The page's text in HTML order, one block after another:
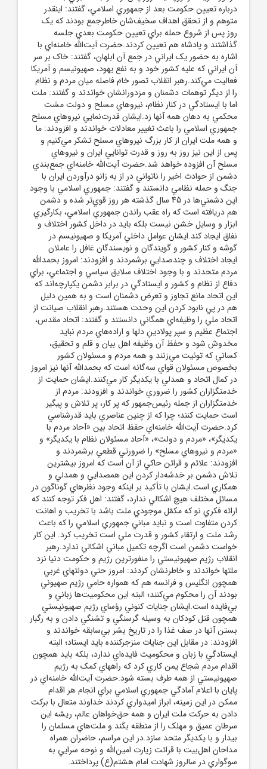
درباره تعيين حکومت بعد از جمهوري اسلامي، گفتند: اينقدر
متوهم و از تحقق اهداف سخيف‌شان خاطرجمع بودند که يک
روز پس از شروع حمله براي تعيين حکومت بعدي جلسه
گذاشتند و پادشاه هم تعيين کردند.حضرت آيت‌الله خامنه‌اي با
اشاره به حضور يک ايراني در جمع آن ابلهان، گفتند: خاک بر سر
آن ايراني که عليه کشور خود و به نفع يهود، صهيونيسم و آمريکا
فعاليت مي‌کند.رهبر انقلاب تصور خام فاصله ميان مردم و نظام
را از ديگر توهمات دشمنان و مزدورانشان خواندند و گفتند: ملت
اما با ايستادگي در کنار نظام، نيروهاي مسلح و دولت مشت
محکمي به دهان همه آنها زد.ايشان قدرت‌نمايي نيروهاي مسلح
جمهوري اسلامي را باعث تغيير معادلات خواندند و افزودند: ما
و همه ملت ايران از کار بزرگ نيروهاي مسلح تشکر مي‌کنيم و
پس از اين نيز روز به روز و قدرت توانايي ايران و نيروهاي
مسلح آن افزوده خواهد شد.حضرت آيت‌الله خامنه‌اي جمع‌بندي
دشمن از حوادث اخير را ناتواني در از به زانو درآوردن ايران با
جنگ و حمله نظامي دانستند و گفتند: جمهوري اسلامي با وجود
اين دشمني‌ها در 45 سال گذشته هر روز قوي‌تر شده و دشمن
هم دريافته است که راه عقب راندن جمهوري اسلامي، بکارگيري
ابزار و وسايل خشن نيست بلکه بايد در داخل کشور اختلاف و
نفاق ايجاد کند.ايشان عوامل داخلي آمريکا و صهيونيسم در
گوشه و کنار کشور و گويندگان و نويسندگان غافل را عاملان
ايجاد اختلاف و چندصدايي برشمردند و افزودند: امروز بحمدالله
مردم متحدند و با وجود اختلاف سلايق سياسي و اجتماعي، براي
دفاع از نظام و کشور و ايستادگي در برابر دشمن يکپارچه‌اند که
اين اتحاد مانع تجاوز و تعرض دشمنان است و به همين دليل
هم در پي نابود کردن اين وحدت هستند.رهبر انقلاب صيانت از
اتحاد ملي را وظيفه‌اي همگاني دانستند و گفتند: اتحاد مقدس،
اجتماع عظيم و سپر پولادينِ دلها و اراده‌هاي مردم نبايد
مخدوش شود و حفظ آن وظيفه اهل بيان و قلم و تحقيق،
کساني که توئيت مي‌زنند و همه مردم و مسئولان کشور
بخصوص مسئولان قواي سه‌گانه است که بحمدالله آنها نيز امروز
در کمال اتحاد و همدلي با يکديگر کار مي‌کنند.ايشان حمايت از
خدمتگزاران کشور را ضروري خواندند و افزودند: مردم از
خدمتگزاران از جمله رئيس‌جمهور که پر کار، پر تلاش و پيگير
است حمايت کنند؛ چرا که از چنين عناصري بايد قدرشناسي
کرد.حضرت آيت‌الله خامنه‌اي حفظ اتحاد بين «آحاد مردم با
يکديگر»، «مردم و دولت»، «آحاد مسئولان نظام با يکديگر» و
«مردم و نيروهاي مسلح» را ضرورتي قطعي برشمردند و
افزودند: علائم و قرائن حاکي از آن است که امروز بيشترين
تلاش دشمن بر خدشه‌دار کردن اين همصدايي و همدلي و
همکاري است.ايشان با تأکيد بر اينکه وجود نظرهاي گوناگون در
مسائل مختلف هيچ اشکالي ندارد، گفتند: اهل فکر توجه کنند که
ارائه فکري نو که مکمّل موجودي ملت باشد با تخريب و اهانت
کردن متفاوت است و نبايد مباني جمهوري اسلامي را که باعث
رشد ملت و ارتقاء کشور و قدرت ملي است تخريب کرد. اين کار
خواست دشمن است اگرچه تکميل مباني اشکالي ندارد.رهبر
انقلاب رژيم صهيونيستي را منفورترين رژيم و حکومت دنيا نزد
ملتها خواندند و خاطرنشان کردند: امروز حتي دولتهاي غربي
همچون انگليس و فرانسه هم که همواره حامي رژيم صهيوني
بودند آن را محکوم مي‌کنند؛ البته اين محکوميت‌ها زباني و
بي‌فايده است.ايشان جنايات کنوني رؤساي رژيم صهيونيستي
همچون قتل کودکان به وسيله گرسنگي و تشنگي دادن و به رگبار
بستن آنها در صف غذا را در تاريخ بشر بي‌سابقه خواندند و
افزودند: در مقابل اين جنايات منزجرکننده بايد ايستاد؛ البته
ايستادگي با زبان و محکوميت فايده‌اي ندارد، بلکه بايد همچون
اقدام مردم شجاع يمن کاري کرد که راههاي کمک به رژيم
صهيونيستي از همه طرف بسته شود.حضرت آيت‌الله خامنه‌اي در
پايان با اعلام آمادگي جمهوري اسلامي براي انجام هر اقدام
ممکن در اين زمينه، ابراز اميدواري کردند خداوند متعال با برکت
دادن به حرکت ملت ايران و همه حق‌خواهان عالم، ريشه اين
سرطان عميق و مهلک را از منطقه بکَند و ملت‌هاي مسلمان را
بيدار و با يکديگر متحد سازد.در اين مراسم، حاضران همراه
مداحان اهل‌بيت با قرائت زيارت امين‌الله و نوحه سرايي به
سوگواري در سالروز شهادت امام هشتم(ع) پرداختند.